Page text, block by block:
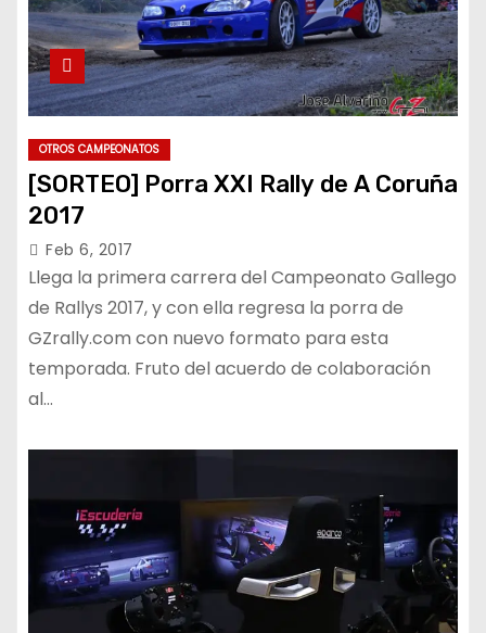
OTROS CAMPEONATOS
[SORTEO] Porra XXI Rally de A Coruña
2017
Feb 6, 2017
Llega la primera carrera del Campeonato Gallego
de Rallys 2017, y con ella regresa la porra de
GZrally.com con nuevo formato para esta
temporada. Fruto del acuerdo de colaboración
al…